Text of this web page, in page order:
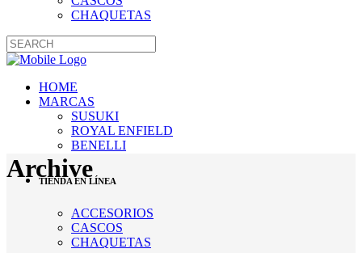
CHAQUETAS
HOME
MARCAS
SUSUKI
ROYAL ENFIELD
BENELLI
TIENDA EN LÍNEA
ACCESORIOS
CASCOS
CHAQUETAS
Archive